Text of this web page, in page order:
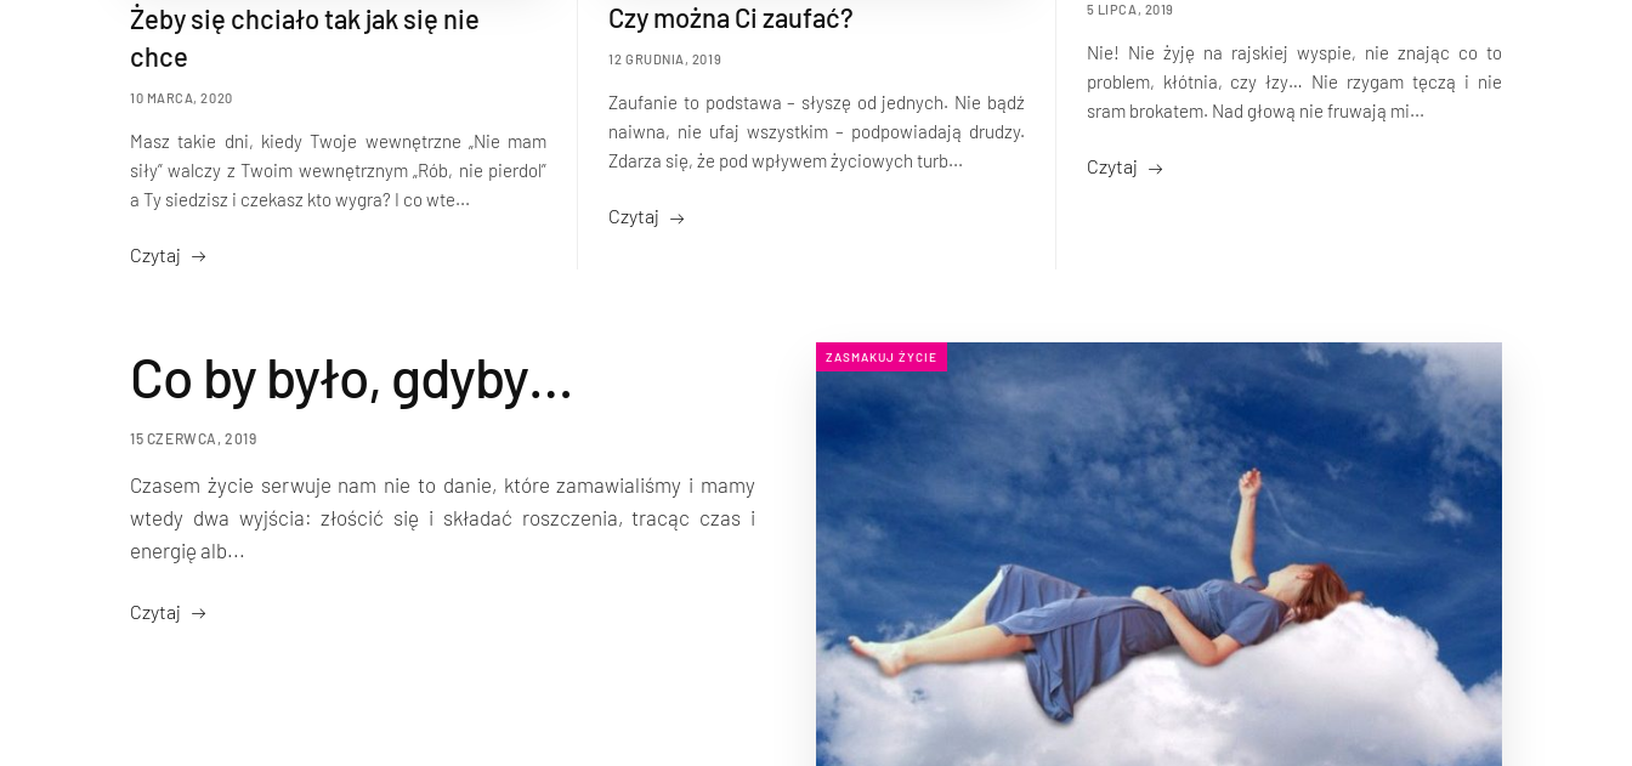
Żeby się chciało tak jak się nie
chce
10 MARCA, 2020
Masz takie dni, kiedy Twoje wewnętrzne „Nie mam
siły” walczy z Twoim wewnętrznym „Rób, nie pierdol”
a Ty siedzisz i czekasz kto wygra? I co wte...
Czytaj
Czy można Ci zaufać?
12 GRUDNIA, 2019
Zaufanie to podstawa – słyszę od jednych. Nie bądź
naiwna, nie ufaj wszystkim – podpowiadają drudzy.
Zdarza się, że pod wpływem życiowych turb...
Czytaj
5 LIPCA, 2019
Nie! Nie żyję na rajskiej wyspie, nie znając co to
problem, kłótnia, czy łzy… Nie rzygam tęczą i nie
sram brokatem. Nad głową nie fruwają mi...
Czytaj
ZASMAKUJ ŻYCIE
Co by było, gdyby…
15 CZERWCA, 2019
Czasem życie serwuje nam nie to danie, które zamawialiśmy i mamy
wtedy dwa wyjścia: złościć się i składać roszczenia, tracąc czas i
energię alb...
Czytaj